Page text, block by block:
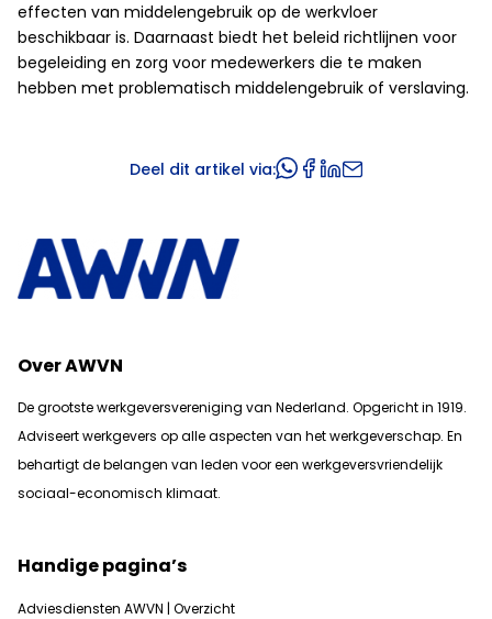
effecten van middelengebruik op de werkvloer
beschikbaar is. Daarnaast biedt het beleid richtlijnen voor
begeleiding en zorg voor medewerkers die te maken
hebben met problematisch middelengebruik of verslaving.
Deel dit artikel via:
Over AWVN
De grootste werkgeversvereniging van Nederland. Opgericht in 1919.
Adviseert werkgevers op alle aspecten van het werkgeverschap. En
behartigt de belangen van leden voor een werkgeversvriendelijk
sociaal-economisch klimaat.
Handige pagina’s
Adviesdiensten AWVN | Overzicht